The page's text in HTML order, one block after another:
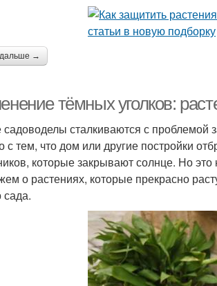
дальше →
тёмных уголков:
сталкиваются с проблемой
с тем, что дом или другие постройки
которые закрывают солнце. Но
о растениях, которые прекрасно
сада.